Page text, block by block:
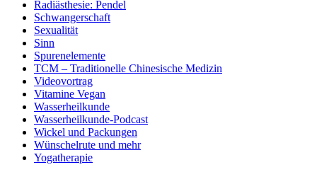
Radiästhesie: Pendel
Schwangerschaft
Sexualität
Sinn
Spurenelemente
TCM – Traditionelle Chinesische Medizin
Videovortrag
Vitamine Vegan
Wasserheilkunde
Wasserheilkunde-Podcast
Wickel und Packungen
Wünschelrute und mehr
Yogatherapie